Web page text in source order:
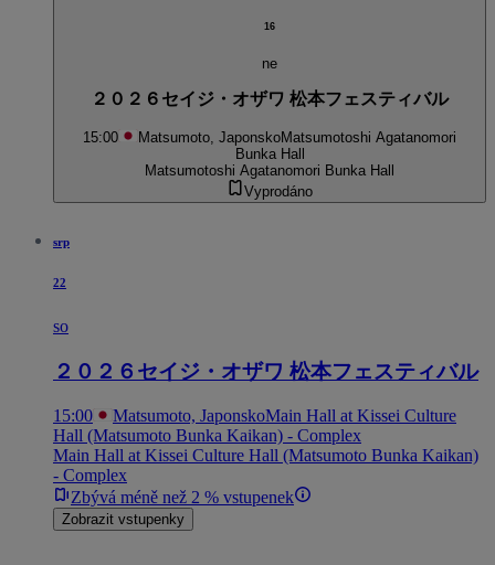
16
ne
２０２６セイジ・オザワ 松本フェスティバル
15:00 Matsumoto, JaponskoMatsumotoshi Agatanomori
Bunka Hall
Matsumotoshi Agatanomori Bunka Hall
Vyprodáno
srp
22
so
２０２６セイジ・オザワ 松本フェスティバル
15:00 Matsumoto, JaponskoMain Hall at Kissei Culture
Hall (Matsumoto Bunka Kaikan) - Complex
Main Hall at Kissei Culture Hall (Matsumoto Bunka Kaikan)
- Complex
Zbývá méně než 2 % vstupenek
Zobrazit vstupenky